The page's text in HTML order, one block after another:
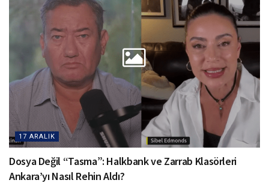
17 ARALIK
Dosya Değil “Tasma”: Halkbank ve Zarrab Klasörleri
Ankara’yı Nasıl Rehin Aldı?